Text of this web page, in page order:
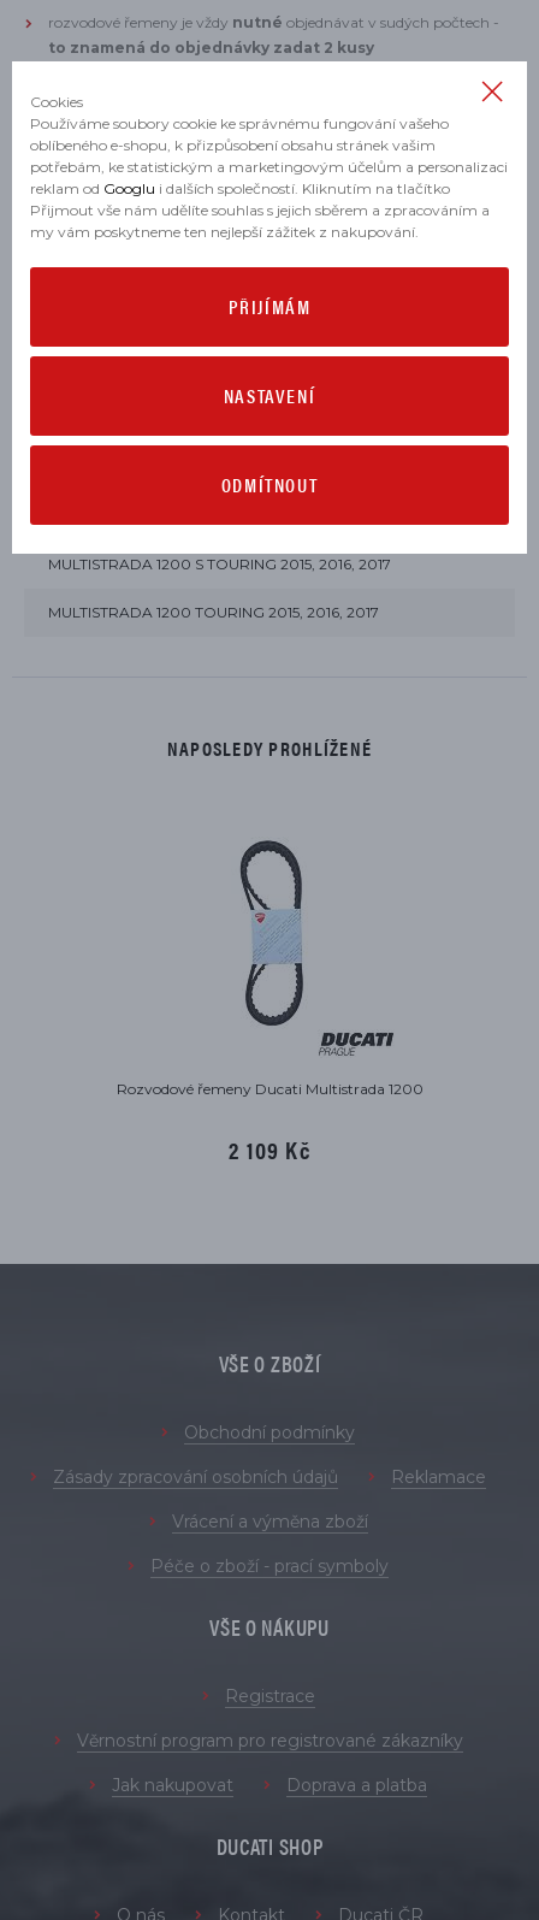
rozvodové řemeny je vždy nutné objednávat v sudých počtech -
to znamená do objednávky zadat 2 kusy
URČENO PRO TYTO MODELY
MULTISTRADA 1200 ABS 2015, 2016, 2017
MULTISTRADA 1200 S TOURING 2015, 2016, 2017
MULTISTRADA 1200 TOURING 2015, 2016, 2017
NAPOSLEDY PROHLÍŽENÉ
Rozvodové řemeny Ducati Multistrada 1200
2 109 Kč
VŠE O ZBOŽÍ
Obchodní podmínky
Zásady zpracování osobních údajů Reklamace
Vrácení a výměna zboží
Péče o zboží - prací symboly
VŠE O NÁKUPU
Registrace
Věrnostní program pro registrované zákazníky
Jak nakupovat Doprava a platba
DUCATI SHOP
O nás Kontakt Ducati ČR
Cookies
Používáme soubory cookie ke správnému fungování vašeho
oblíbeného e-shopu, k přizpůsobení obsahu stránek vašim
potřebám, ke statistickým a marketingovým účelům a personalizaci
reklam od Googlu i dalších společností. Kliknutím na tlačítko
Přijmout vše nám udělíte souhlas s jejich sběrem a zpracováním a
my vám poskytneme ten nejlepší zážitek z nakupování.
PŘIJÍMÁM
NASTAVENÍ
ODMÍTNOUT